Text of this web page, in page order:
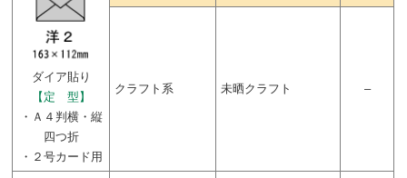
ダイア貼り
【定 型】
・Ａ４判横・縦
四つ折
・２号カード用
クラフト系 未晒クラフト –